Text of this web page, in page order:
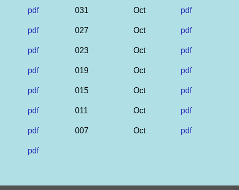
pdf 031 Oct pdf
pdf 027 Oct pdf
pdf 023 Oct pdf
pdf 019 Oct pdf
pdf 015 Oct pdf
pdf 011 Oct pdf
pdf 007 Oct pdf
pdf